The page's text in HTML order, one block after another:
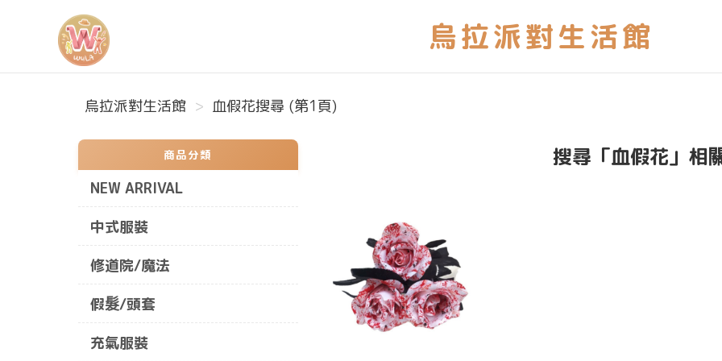
烏拉派對生活館
烏拉派對生活館 血假花搜尋 (第1頁)
商品分類
NEW ARRIVAL
中式服裝
修道院/魔法
假髮/頭套
充氣服裝
搜尋「血假花」相